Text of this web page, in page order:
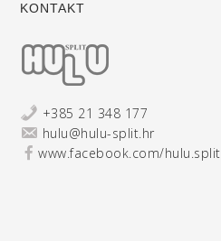
KONTAKT
+385 21 348 177
hulu@hulu-split.hr
www.facebook.com/hulu.split